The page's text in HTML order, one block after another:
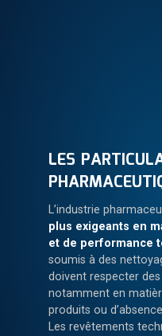
LES
L’industrie
plus exigeants en
et de performance
soumis à des
doivent respecter
notamment en
produits ou
Les revêtements